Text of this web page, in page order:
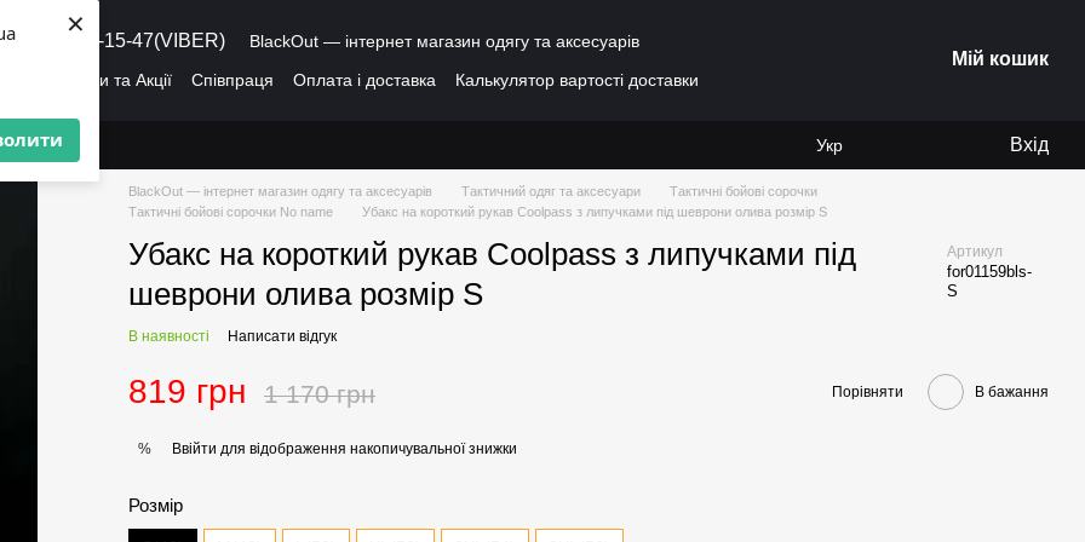
×
(095) 486-15-47(VIBER)
BlackOut — інтернет магазин одягу та аксесуарів
Знижки та Акції Співпраця Оплата і доставка
Калькулятор вартості доставки
Мій кошик
Укр Вхід
BlackOut — інтернет магазин одягу та аксесуарів Тактичний одяг та аксесуари
Тактичні бойові сорочки
Тактичні бойові сорочки No name
Убакс на короткий рукав Coolpass з липучками під шеврони олива розмір S
Убакс на короткий рукав Coolpass з липучками під
шеврони олива розмір S
Артикул
for01159bls-
S
В наявності Написати відгук
819 грн 1 170 грн Порівняти В бажання
% Ввійти для відображення накопичувальної знижки
Розмір